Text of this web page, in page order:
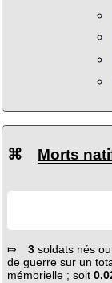
⌘ Morts
⤇ 3soldats nés
de guerre sur un
mémorielle ; soit